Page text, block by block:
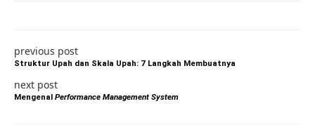
previous post
Struktur Upah dan Skala Upah: 7 Langkah Membuatnya
next post
Mengenal Performance Management System